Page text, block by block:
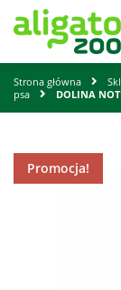
Strona główna
psa
DOLINA
Promocja!